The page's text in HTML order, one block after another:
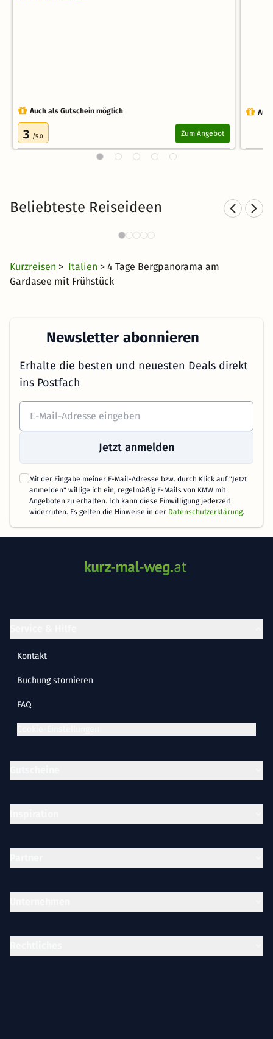
Auch als Gutschein möglich
3 /5.0 Zum Angebot
Beliebteste Reiseideen
Kurzurlaub am See
1671 Angebote
Kurzreisen > Italien > 4 Tage Bergpanorama am
Gardasee mit Frühstück
Newsletter abonnieren
Erhalte die besten und neuesten Deals direkt
ins Postfach
Jetzt anmelden
Mit der Eingabe meiner E-Mail-Adresse bzw. durch Klick auf "Jetzt
anmelden" willige ich ein, regelmäßig E-Mails von KMW mit
Angeboten zu erhalten. Ich kann diese Einwilligung jederzeit
widerrufen. Es gelten die Hinweise in der Datenschutzerklärung.
Kontakt
Buchung stornieren
FAQ